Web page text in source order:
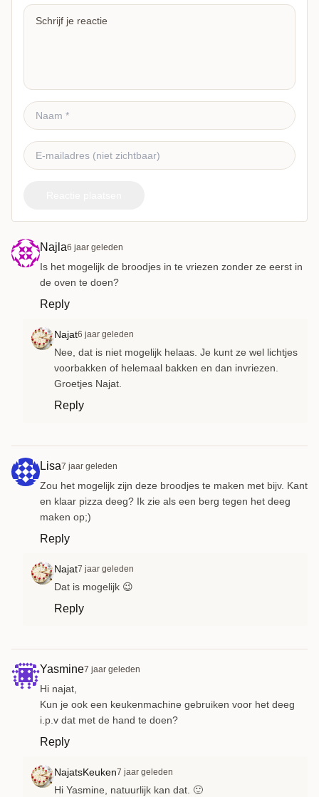
Najla6 jaar geleden
Is het mogelijk de broodjes in te vriezen zonder ze eerst in
de oven te doen?
Reply
Najat6 jaar geleden
Nee, dat is niet mogelijk helaas. Je kunt ze wel lichtjes
voorbakken of helemaal bakken en dan invriezen.
Groetjes Najat.
Reply
Lisa7 jaar geleden
Zou het mogelijk zijn deze broodjes te maken met bijv. Kant
en klaar pizza deeg? Ik zie als een berg tegen het deeg
maken op;)
Reply
Najat7 jaar geleden
Dat is mogelijk 😉
Reply
Yasmine7 jaar geleden
Hi najat,
Kun je ook een keukenmachine gebruiken voor het deeg
i.p.v dat met de hand te doen?
Reply
NajatsKeuken7 jaar geleden
Hi Yasmine, natuurlijk kan dat. 🙂